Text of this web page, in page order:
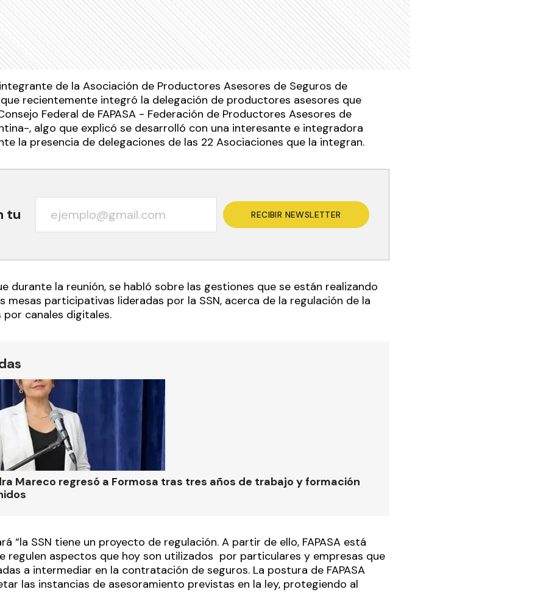
de la Asociación de Productores Asesores de Seguros de
recientemente integró la delegación de productores asesores que
Federal de FAPASA - Federación de Productores Asesores de
, algo que explicó se desarrolló con una interesante e integradora
la presencia de delegaciones de las 22 Asociaciones que la integran.
tu RECIBIR NEWSLETTER
durante la reunión, se habló sobre las gestiones que se están realizando
mesas participativas lideradas por la SSN, acerca de la regulación de la
canales digitales.
Mareco regresó a Formosa tras tres años de trabajo y formación
“la SSN tiene un proyecto de regulación. A partir de ello, FAPASA está
regulen aspectos que hoy son utilizados por particulares y empresas que
a intermediar en la contratación de seguros. La postura de FAPASA
las instancias de asesoramiento previstas en la ley, protegiendo al